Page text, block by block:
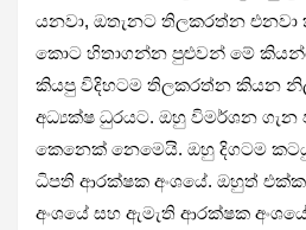
යනවා, ඔතැ­නට තිල­ක­රත්න එනවා
කොට හිතා­ගන්න පුළු­වන් මේ
කියපු විදි­හ­ටම තිල­ක­රත්න කියන
අධ්‍යක්ෂ ධුර­යට. ඔහු විම­ර්ශන ගැන
කෙනෙක් නෙමෙයි. ඔහු දිග­ටම
ධි­පති ආර­ක්ෂක අංශයේ. ඔහුත්
අංශයේ සහ ඇමැති ආර­ක්ෂක